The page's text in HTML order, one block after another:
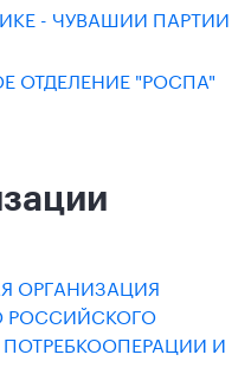
- ЧУВАШИИ ПАРТИИ
ОТДЕЛЕНИЕ "РОСПА"
ОРГАНИЗАЦИЯ
РОССИЙСКОГО
И